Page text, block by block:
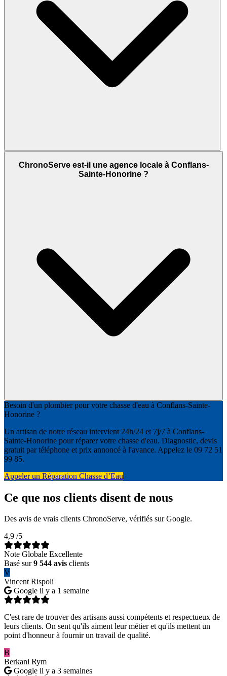
ChronoServe est-il une agence locale à Conflans-
Sainte-Honorine ?
Besoin d'un plombier pour votre chasse d'eau à Conflans-Sainte-
Honorine ?
Un artisan de notre réseau intervient 24h/24 et 7j/7 à Conflans-
Sainte-Honorine pour réparer votre chasse d'eau. Diagnostic, devis
gratuit par téléphone et prix annoncé à l'avance. Appelez le 09 72 51
99 85.
Appeler un Réparation Chasse d’Eau
Ce que nos clients disent de nous
Des avis de vrais clients ChronoServe, vérifiés sur Google.
4,9 /5
Note Globale Excellente
Basé sur9 544 avis clients
V
Vincent Rispoli
Google il y a 1 semaine
C'est rare de trouver des artisans aussi compétents et respectueux de
leurs clients. On sent qu'ils aiment leur métier et qu'ils mettent un
point d'honneur à fournir un travail de qualité.
B
Berkani Rym
Google il y a 3 semaines